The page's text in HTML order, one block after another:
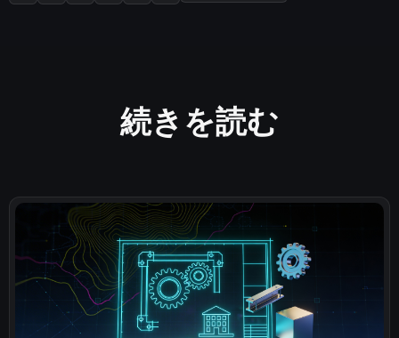
続きを読む